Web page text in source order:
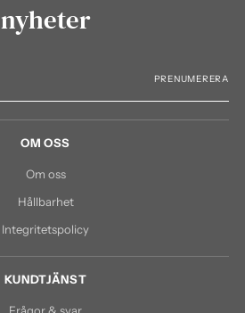
nyheter
PRENUMERERA
OM OSS
Om oss
Hållbarhet
Integritetspolicy
KUNDTJÄNST